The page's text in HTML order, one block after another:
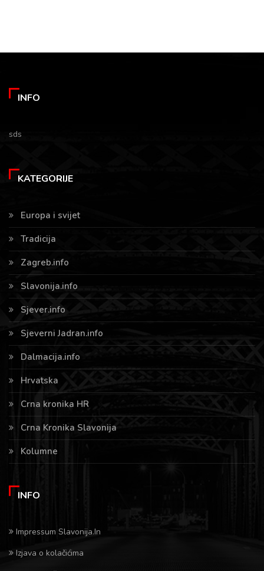
INFO
sds
KATEGORIJE
Europa i svijet
Tradicija
Zagreb.info
Slavonija.info
Sjever.info
Sjeverni Jadran.info
Dalmacija.info
Hrvatska
Crna kronika HR
Crna Kronika Slavonija
Kolumne
INFO
Impressum Slavonija.In
Izjava o kolačićima